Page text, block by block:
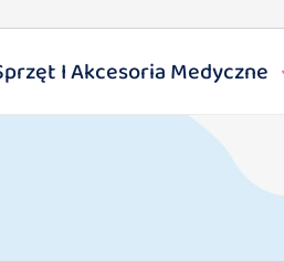
I Akcesoria Medyczne